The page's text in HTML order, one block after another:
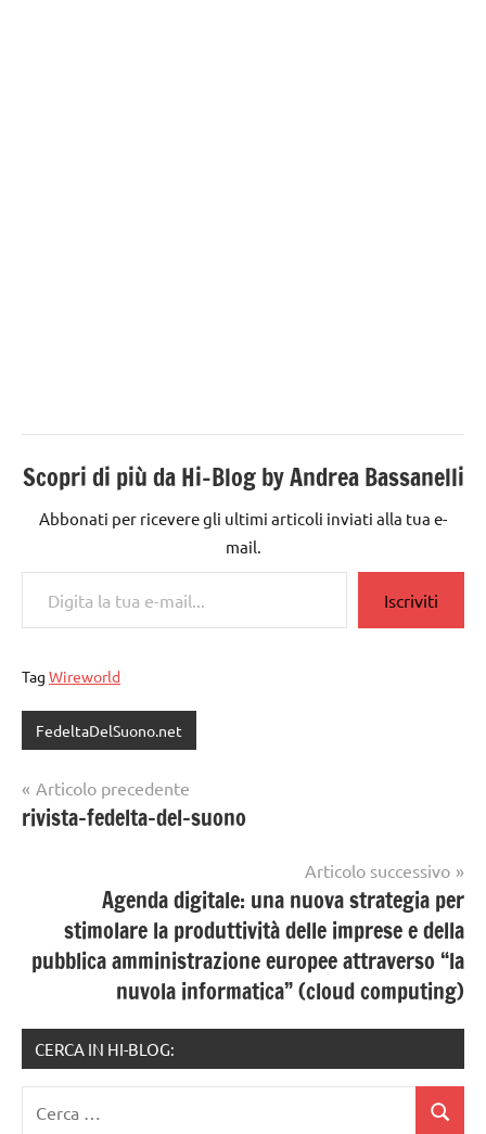
Scopri di più da Hi-Blog by Andrea Bassanelli
Abbonati per ricevere gli ultimi articoli inviati alla tua e-
mail.
Digita la tua e-mail...
Iscriviti
Tag Wireworld
FedeltaDelSuono.net
Navigazione
articoli
Articolo precedente
rivista-fedelta-del-suono
Articolo successivo
Agenda digitale: una nuova strategia per
stimolare la produttività delle imprese e della
pubblica amministrazione europee attraverso “la
nuvola informatica” (cloud computing)
CERCA IN HI-BLOG:
Cerca